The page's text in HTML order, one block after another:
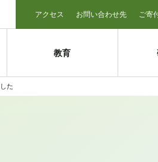
アクセス お問い合わせ先 ご寄
教育
た